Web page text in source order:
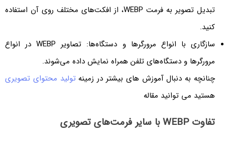
تبدیل تصویر به فرمت WEBP، از افکت‌های مختلف روی آن استفاده
کنید.
سازگاری با انواع مرورگرها و دستگاه‌ها: تصاویر WEBP در انواع
مرورگرها و دستگاه‌های تلفن همراه نمایش داده می‌شوند.
چنانچه به دنبال آموزش های بیشتر در زمینهتولید محتوای تصویری
هستید می توانید مقاله
تفاوت WEBP با سایر فرمت‌های تصویری